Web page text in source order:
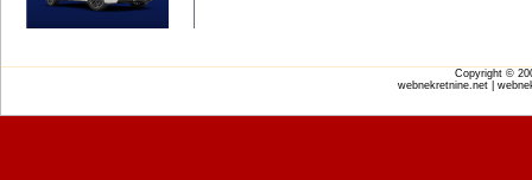
Copyright ©
webnekretnine.net |